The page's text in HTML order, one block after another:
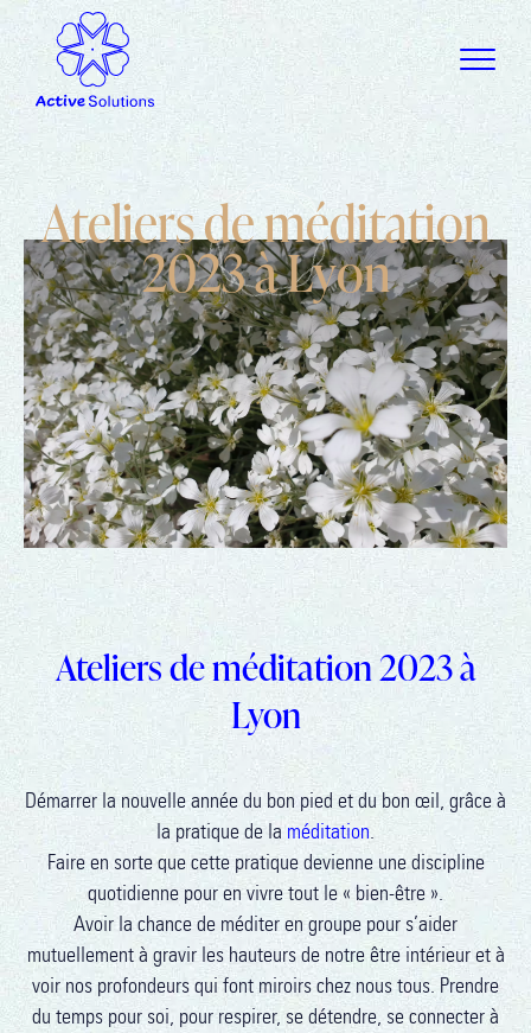
Ateliersdeméditation
2023àLyon
Ateliers de méditation 2023 à
Lyon
Démarrer la nouvelle année du bon pied et du bon œil, grâce à
la pratique de laméditation.
Faire en sorte que cette pratique devienne une discipline
quotidienne pour en vivre tout le « bien-être ».
Avoir la chance de méditer en groupe pour s’aider
mutuellement à gravir les hauteurs de notre être intérieur et à
voir nos profondeurs qui font miroirs chez nous tous. Prendre
du temps pour soi, pour respirer, se détendre, se connecter à